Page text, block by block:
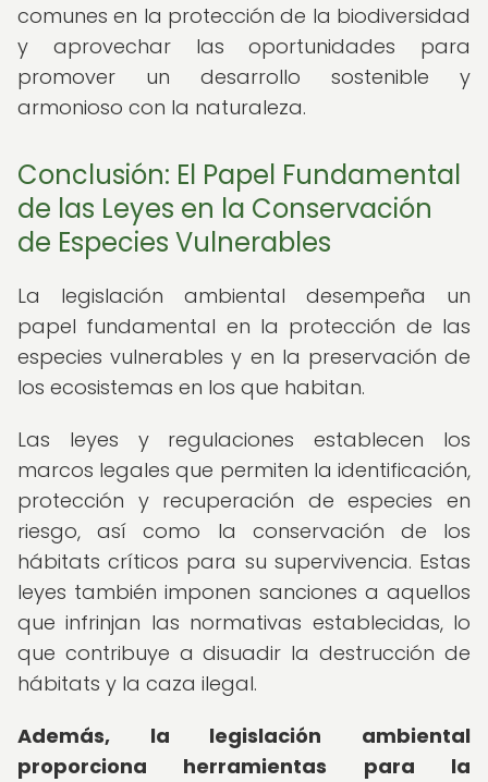
comunes en la protección de la biodiversidad
y aprovechar las oportunidades para
promover un desarrollo sostenible y
armonioso con la naturaleza.
Conclusión: El Papel Fundamental
de las Leyes en la Conservación
de Especies Vulnerables
La legislación ambiental desempeña un
papel fundamental en la protección de las
especies vulnerables y en la preservación de
los ecosistemas en los que habitan.
Las leyes y regulaciones establecen los
marcos legales que permiten la identificación,
protección y recuperación de especies en
riesgo, así como la conservación de los
hábitats críticos para su supervivencia. Estas
leyes también imponen sanciones a aquellos
que infrinjan las normativas establecidas, lo
que contribuye a disuadir la destrucción de
hábitats y la caza ilegal.
Además, la legislación ambiental
proporciona herramientas para la